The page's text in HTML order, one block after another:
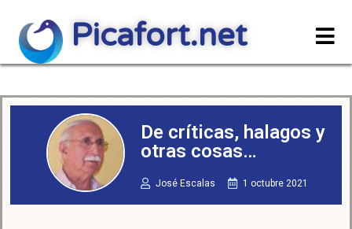
Picafort.net
De críticas, halagos y
otras cosas…
José Escalas 1 octubre 2021